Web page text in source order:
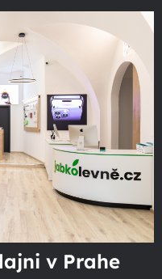
v Prahe